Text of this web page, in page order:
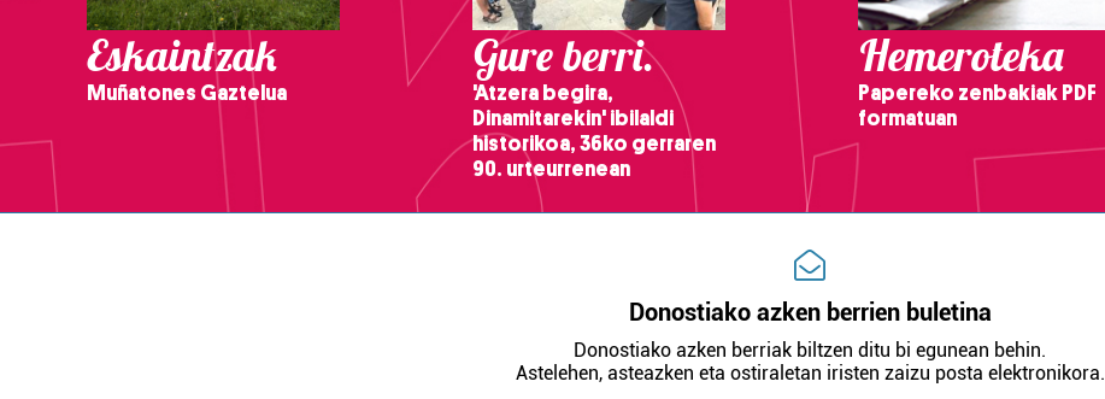
Eskaintzak
Muñatones Gaztelua
Gure berri.
'Atzera begira,
Dinamitarekin' ibilaldi
historikoa, 36ko gerraren
90. urteurrenean
Hemeroteka
Papereko zenbakiak PDF
formatuan
Donostiako azken berrien buletina
Donostiako azken berriak biltzen ditu bi egunean behin.
Astelehen, asteazken eta ostiraletan iristen zaizu posta elektronikora.